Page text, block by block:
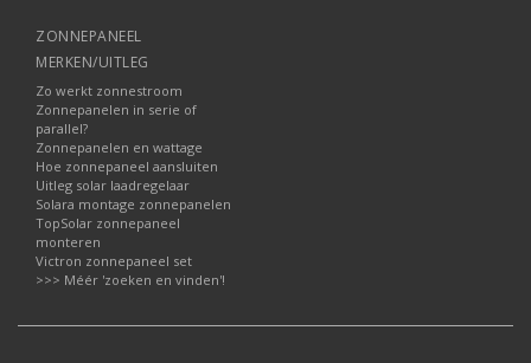
ZONNEPANEEL
MERKEN/UITLEG
Zo werkt zonnestroom
Zonnepanelen in serie of
parallel?
Zonnepanelen en wattage
Hoe zonnepaneel aansluiten
Uitleg solar laadregelaar
Solara montage zonnepanelen
TopSolar zonnepaneel
monteren
Victron zonnepaneel set
>>> Méér 'zoeken en vinden'!